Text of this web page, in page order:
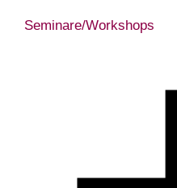
Seminare/Workshops